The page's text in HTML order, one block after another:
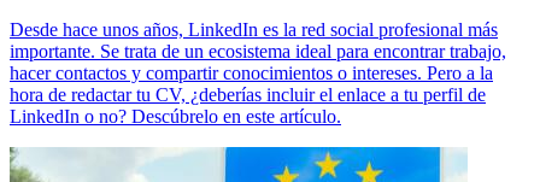
Desde hace unos años, LinkedIn es la red social profesional más
importante. Se trata de un ecosistema ideal para encontrar trabajo,
hacer contactos y compartir conocimientos o intereses. Pero a la
hora de redactar tu CV, ¿deberías incluir el enlace a tu perfil de
LinkedIn o no? Descúbrelo en este artículo.